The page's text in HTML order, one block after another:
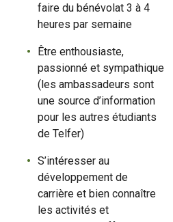
faire du bénévolat 3 à 4
heures par semaine
Être enthousiaste,
passionné et sympathique
(les ambassadeurs sont
une source d’information
pour les autres étudiants
de Telfer)
S’intéresser au
développement de
carrière et bien connaître
les activités et